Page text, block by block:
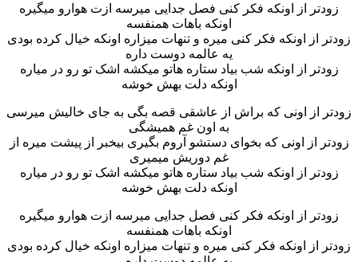
زودتر از اونکه فکر کنی فصل جدایی میرسه ازت هوارو میگیره
اونکه باهات همنفسه
زودتر از اونکه فکر کنی میره و تنهات میزاره اونکه خیال کرده بودی
یه عالمه دوست داره
زودتر از اونکه شب بیاد ستاره هاتو میکشه اشک تو رو در میاره
اونکه دلت بهش خوشه
زودتر از اونی که براش از عاشقی قصه بگی به جای خالیش میرسی
به اون غم همیشگی
زودتر از اونی که بخوای دستشو آروم بگیری بیخبر از پیشت میره از
غم دوریش میمیری
زودتر از اونکه شب بیاد ستاره هاتو میکشه اشک تو رو در میاره
اونکه دلت بهش خوشه
زودتر از اونکه فکر کنی فصل جدایی میرسه ازت هوارو میگیره
اونکه باهات همنفسه
زودتر از اونکه فکر کنی میره و تنهات میزاره اونکه خیال کرده بودی